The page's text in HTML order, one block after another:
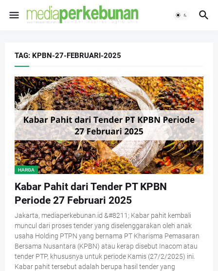
TAG: KPBN-27-FEBRUARI-2025
HARGA
Kabar Pahit dari Tender PT KPBN
Periode 27 Februari 2025
Jakarta, mediaperkebunan.id &#8211; Kabar pahit kembali
muncul dari proses tender yang diselenggarakan oleh anak
usaha Holding PTPN yang bernama PT Kharisma Pemasaran
Bersama Nusantara (KPBN) atau kerap disebut Inacom atau
tender PTP, khususnya untuk periode Kamis (27/2/2025) ini.
Kabar pahit tersebut adalah berupa hasil tender yang